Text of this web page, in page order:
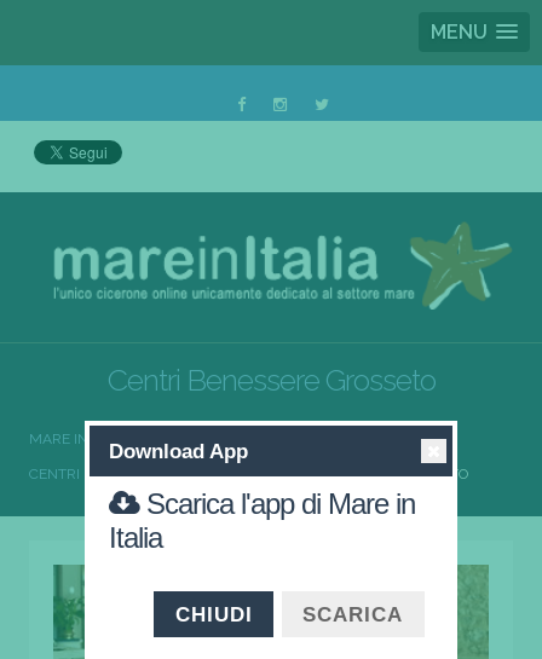
MENU
Centri Benessere Grosseto
MARE IN ITALIA
CENTRI BENESSERE TOSCANA CENTRI BENESSERE GROSSETO
Download App
Scarica l'app di Mare in
Italia
CHIUDI SCARICA